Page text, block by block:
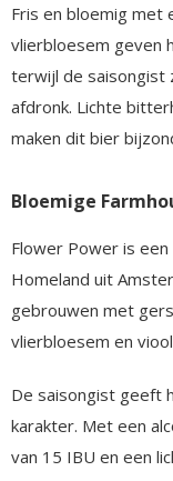
Fris en bloemig met
vlierbloesem geven
terwijl de saisongist
afdronk. Lichte
maken dit bier
Bloemige
Flower Power is
Homeland uit
gebrouwen met
vlierbloesem en
De saisongist geeft
karakter. Met een
van 15 IBU en een